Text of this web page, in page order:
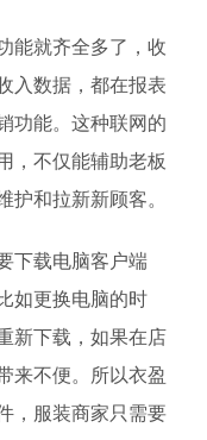
能就齐全多了，收
入数据，都在报表
功能。这种联网的
，不仅能辅助老板
护和拉新新顾客。
载电脑客户端
如更换电脑的时
新下载，如果在店
来不便。所以衣盈
，服装商家只需要